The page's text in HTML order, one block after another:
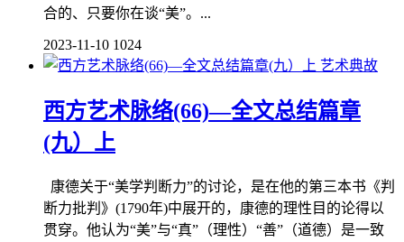
合的、只要你在谈“美”。...
2023-11-10 1024
艺术典故
西方艺术脉络(66)—全文总结篇章
(九）上
康德关于“美学判断力”的讨论，是在他的第三本书《判
断力批判》(1790年)中展开的，康德的理性目的论得以
贯穿。他认为“美”与“真”（理性）“善”（道德）是一致